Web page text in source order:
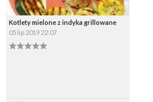
Kotlety mielone z indyka grillowane
05 lip 2019 22:07